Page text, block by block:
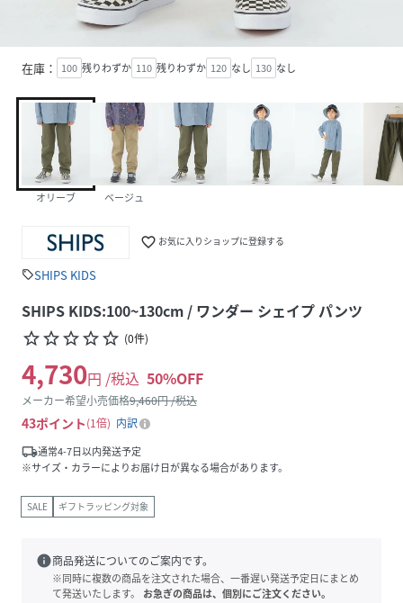
在庫： 100 残りわずか 110 残りわずか 120 なし 130 なし
オリーブ ベージュ
favorite_border お気に入りショップに登録する
sellSHIPS KIDS
SHIPS KIDS:100~130cm / ワンダー シェイプ パンツ
star_borderstar_borderstar_borderstar_borderstar_border (0件)
4,730円 /税込 50%OFF
メーカー希望小売価格9,460円 /税込
43ポイント 1倍
内訳
local_shipping通常4-7日以内発送予定
※サイズ・カラーによりお届け日が異なる場合があります。
SALE ギフトラッピング対象
info商品発送についてのご案内です。
※同時に複数の商品を注文された場合、一番遅い発送予定日にまとめ
て発送いたします。
お急ぎの商品は、個別にご注文ください。